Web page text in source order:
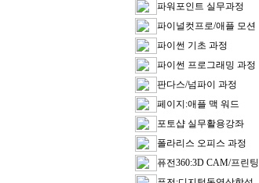
파워포인트 실무과정
파이널컷프로/애플 모션
파이썬 기초 과정
파이썬 프로그래밍 과정
판다스/넘파이 과정
페이지:애플 맥 워드
포토샵 실무활용강좌
폴라리스 오피스 과정
퓨전360:3D CAM/프린팅